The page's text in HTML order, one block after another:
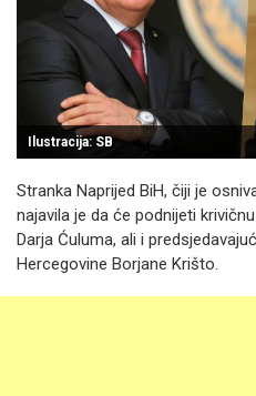
Ilustracija: SB
Stranka Naprijed BiH, čiji je
najavila je da će podnijeti
Darja Ćuluma, ali i
Hercegovine Borjane Krišto.